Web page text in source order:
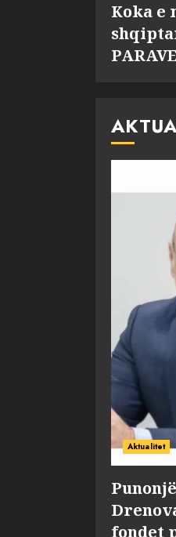
Koka e
Aktualitet
fondet